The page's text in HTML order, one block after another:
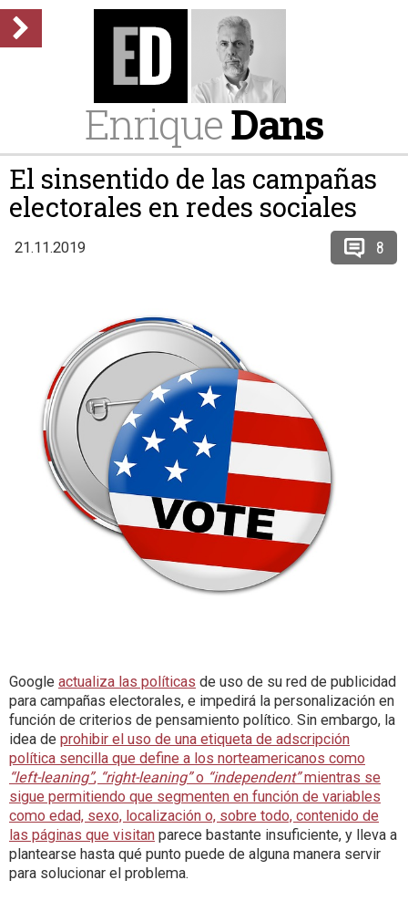
EnriqueDans
El sinsentido de las campañas
electorales en redes sociales
21.11.2019 8
Google actualiza las políticas de uso de su red de publicidad
para campañas electorales, e impedirá la personalización en
función de criterios de pensamiento político. Sin embargo, la
idea de prohibir el uso de una etiqueta de adscripción
política sencilla que define a los norteamericanos como
“left-leaning”, “right-leaning”o “independent”mientras se
sigue permitiendo que segmenten en función de variables
como edad, sexo, localización o, sobre todo, contenido de
las páginas que visitan parece bastante insuficiente, y lleva a
plantearse hasta qué punto puede de alguna manera servir
para solucionar el problema.